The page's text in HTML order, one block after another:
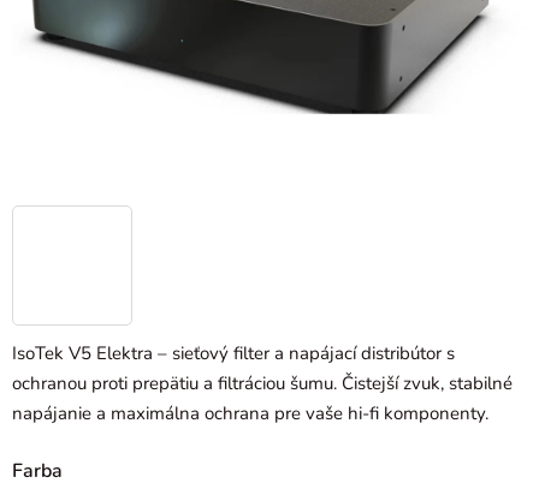
IsoTek V5 Elektra – sieťový filter a napájací distribútor s
ochranou proti prepätiu a filtráciou šumu. Čistejší zvuk, stabilné
napájanie a maximálna ochrana pre vaše hi-fi komponenty.
Farba